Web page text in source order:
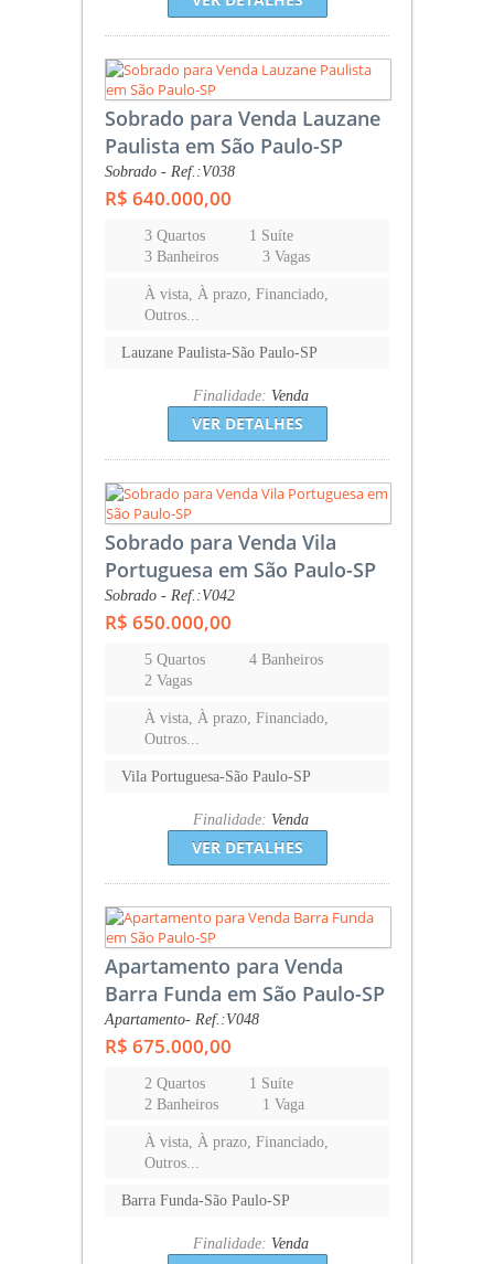
Sobrado para Venda Lauzane
Paulista em São Paulo-SP
Sobrado - Ref.:V038
R$ 640.000,00
3 Quartos
1 Suíte
3 Banheiros
3 Vagas
À vista, À prazo, Financiado,
Outros...
Lauzane Paulista-São Paulo-SP
Finalidade: Venda
VER DETALHES
Sobrado para Venda Vila
Portuguesa em São Paulo-SP
Sobrado - Ref.:V042
R$ 650.000,00
5 Quartos
4 Banheiros
2 Vagas
À vista, À prazo, Financiado,
Outros...
Vila Portuguesa-São Paulo-SP
Finalidade: Venda
VER DETALHES
Apartamento para Venda
Barra Funda em São Paulo-SP
Apartamento- Ref.:V048
R$ 675.000,00
2 Quartos
1 Suíte
2 Banheiros
1 Vaga
À vista, À prazo, Financiado,
Outros...
Barra Funda-São Paulo-SP
Finalidade: Venda